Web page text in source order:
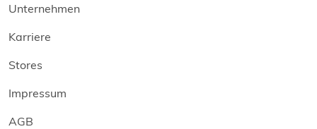
Unternehmen
Karriere
Stores
Impressum
AGB